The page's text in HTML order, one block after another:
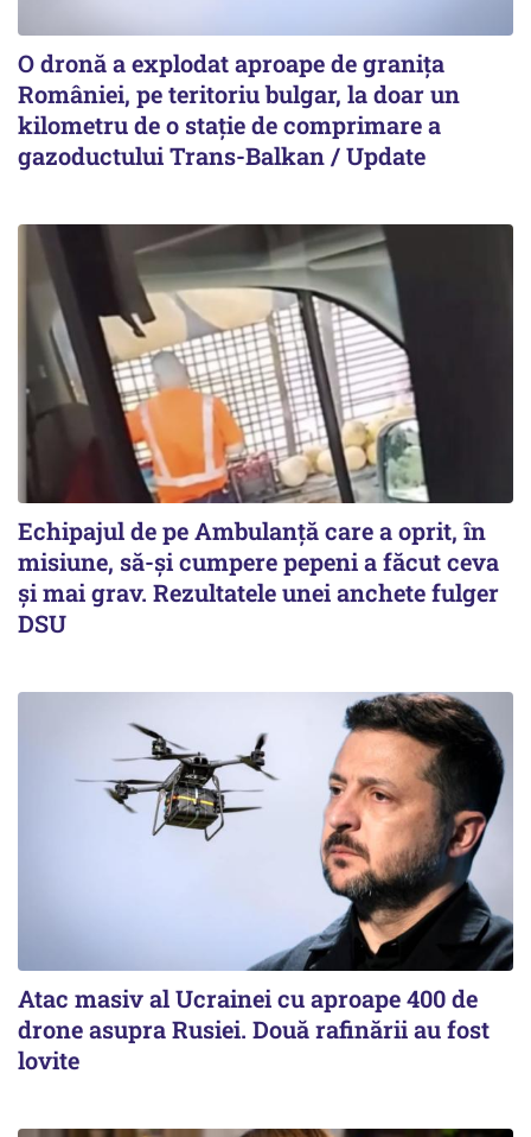
O dronă a explodat aproape de granița
României, pe teritoriu bulgar, la doar un
kilometru de o stație de comprimare a
gazoductului Trans-Balkan / Update
Echipajul de pe Ambulanță care a oprit, în
misiune, să-și cumpere pepeni a făcut ceva
și mai grav. Rezultatele unei anchete fulger
DSU
Atac masiv al Ucrainei cu aproape 400 de
drone asupra Rusiei. Două rafinării au fost
lovite